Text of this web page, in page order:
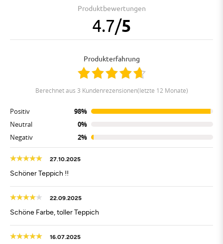
Produktbewertungen
4.7/5
Produkterfahrung
berechnet aus 3 Kundenrezensionen(letzte 12 Monate)
Positiv
98%
Neutral
0%
Negativ
2%
27.10.2025
Schöner Teppich !!
22.09.2025
Schöne Farbe, toller Teppich
16.07.2025